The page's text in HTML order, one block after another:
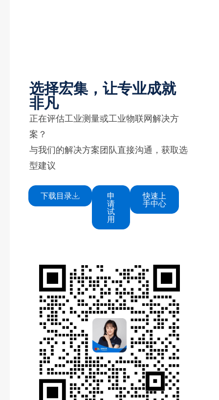
选择宏集，让专业成就
非凡
正在评估工业测量或工业物联网解决方
案？
与我们的解决方案团队直接沟通，获取选
型建议
下载目录 申
请
试
用
快速上
手中心